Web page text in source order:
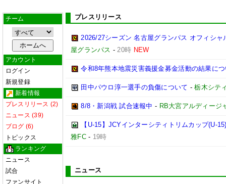
チーム
アカウント
ログイン
新規登録
新着情報
プレスリリース (2)
ニュース (39)
ブログ (6)
トピックス
ランキング
ニュース
試合
ファンサイト
プレスリリース
2026/27シーズン 名古屋グランパス オフィシ
屋グランパス -20時 NEW
令和8年熊本地震災害義援金募金活動の結果に
田中パウロ淳一選手の負傷について -栃木シテ
8/8・新潟戦 試合速報中 - RB大宮アルディージ
【U-15】JCYインターシティトリムカップ(U-
雅FC- 19時
ニュース